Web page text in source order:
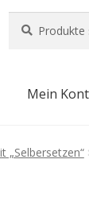
nach:
Mein
„Selbersetzen“